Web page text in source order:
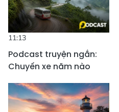
11:13
Podcast truyện ngắn:
Chuyến xe năm nào